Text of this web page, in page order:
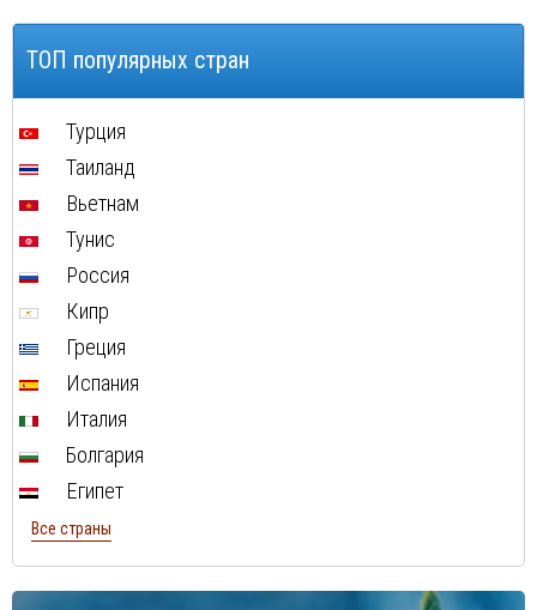
ТОП популярных стран
Турция
Таиланд
Вьетнам
Тунис
Россия
Кипр
Греция
Испания
Италия
Болгария
Египет
Все страны